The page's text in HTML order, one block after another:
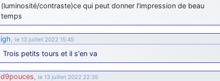
(luminosité/contraste)ce qui peut donner l'impression de beau
temps
igh, le 13 juillet 2022 15:45
Trois petits tours et il s'en va
d9pouces, le 13 juillet 2022 22:35